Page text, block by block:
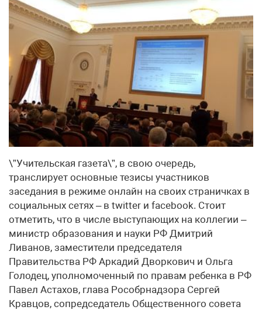
\”Учительская газета\”, в свою очередь,
транслирует основные тезисы участников
заседания в режиме онлайн на своих страничках в
социальных сетях – в twitter и facebook. Стоит
отметить, что в числе выступающих на коллегии –
министр образования и науки РФ Дмитрий
Ливанов, заместители председателя
Правительства РФ Аркадий Дворкович и Ольга
Голодец, уполномоченный по правам ребенка в РФ
Павел Астахов, глава Рособрнадзора Сергей
Кравцов, сопредседатель Общественного совета